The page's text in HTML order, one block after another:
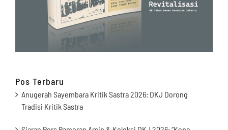
Pos Terbaru
Anugerah Sayembara Kritik Sastra 2026: DKJ Dorong
Tradisi Kritik Sastra